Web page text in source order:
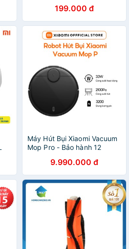
199.000 đ
Máy Hút Bụi Xiaomi Vacuum
Mop Pro - Bảo hành 12
9.990.000 đ